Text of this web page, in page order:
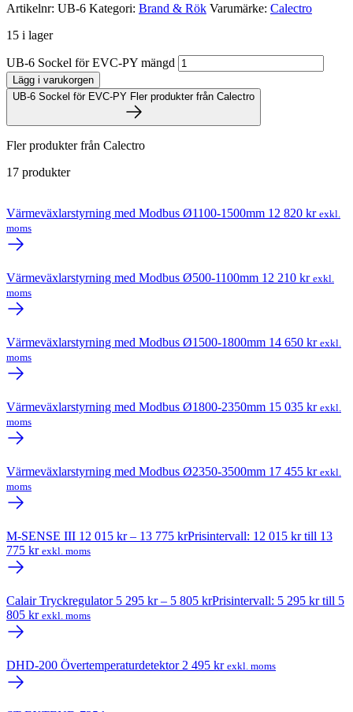
Artikelnr: UB-6 Kategori: Brand & Rök Varumärke: Calectro
15 i lager
UB-6 Sockel för EVC-PY mängd
Lägg i varukorgen
UB-6 Sockel för EVC-PY Fler produkter från Calectro
Fler produkter från Calectro
17 produkter
Värmeväxlarstyrning med Modbus Ø1100-1500mm 12 820 kr exkl.
moms
Värmeväxlarstyrning med Modbus Ø500-1100mm 12 210 kr exkl.
moms
Värmeväxlarstyrning med Modbus Ø1500-1800mm 14 650 kr exkl.
moms
Värmeväxlarstyrning med Modbus Ø1800-2350mm 15 035 kr exkl.
moms
Värmeväxlarstyrning med Modbus Ø2350-3500mm 17 455 kr exkl.
moms
M-SENSE III 12 015 kr – 13 775 krPrisintervall: 12 015 kr till 13
775 kr exkl. moms
Calair Tryckregulator 5 295 kr – 5 805 krPrisintervall: 5 295 kr till 5
805 kr exkl. moms
DHD-200 Övertemperaturdetektor 2 495 kr exkl. moms